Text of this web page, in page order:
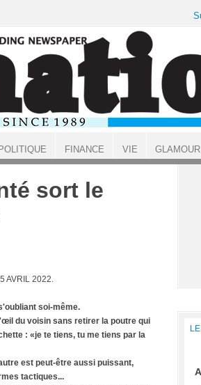
sort le
AVRIL 2022.
soi-même.
du voisin sans retirer la poutre qui
: «je te tiens, tu me tiens par la
est peut-être aussi puissant,
tactiques...
POLITIQUE FINANCE VIE GLAMOUR